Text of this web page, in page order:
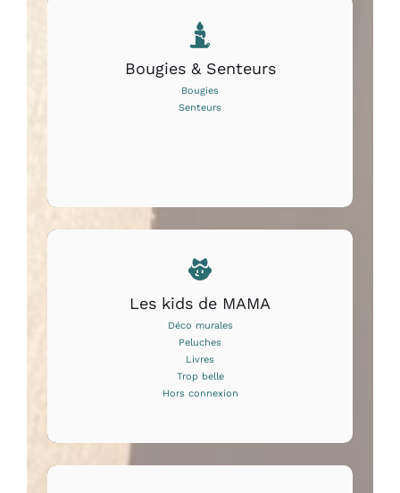
Bougies & Senteurs
Bougies
Senteurs
Les kids de MAMA
Déco murales
Peluches
Livres
Trop belle
Hors connexion